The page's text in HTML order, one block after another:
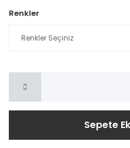
Renkler
Sepete